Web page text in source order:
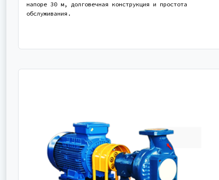
напоре 30 м, долговечная конструкция и простота
обслуживания.